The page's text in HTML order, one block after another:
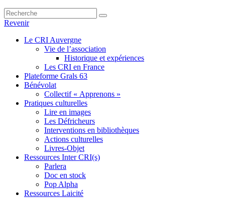
Revenir
Le CRI Auvergne
Vie de l’association
Historique et expériences
Les CRI en France
Plateforme Grals 63
Bénévolat
Collectif « Apprenons »
Pratiques culturelles
Lire en images
Les Défricheurs
Interventions en bibliothèques
Actions culturelles
Livres-Objet
Ressources Inter CRI(s)
Parlera
Doc en stock
Pop Alpha
Ressources Laicité